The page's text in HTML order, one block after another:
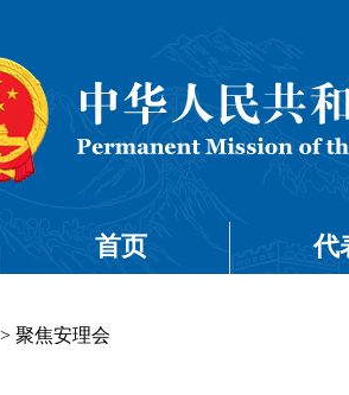
首页 代
> 聚焦安理会